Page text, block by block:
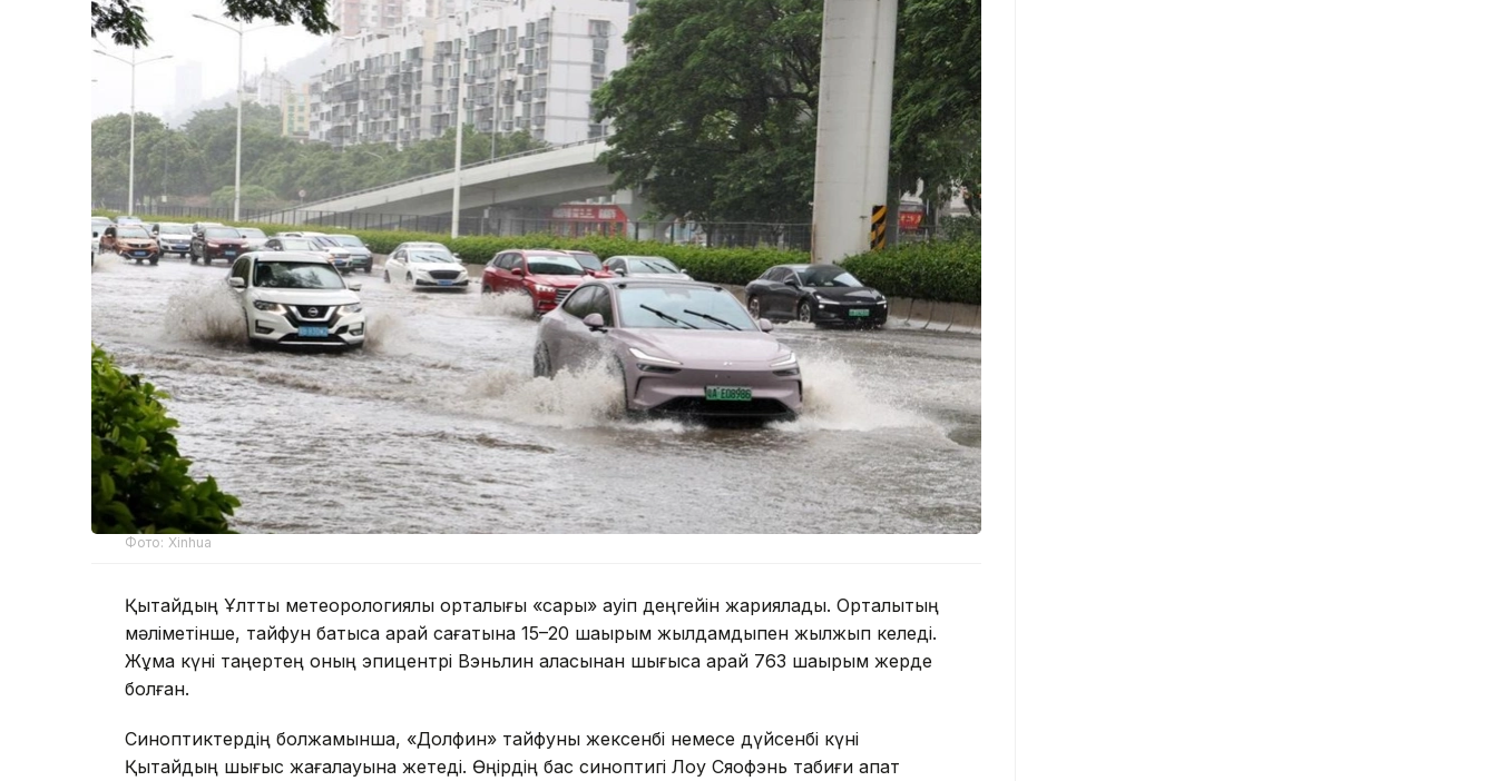
Фото: Xinhua
Қытайдың Ұлттық метеорологиялық орталығы «сары» қауіп деңгейін жариялады. Орталықтың
мәліметінше, тайфун батысқа қарай сағатына 15–20 шақырым жылдамдықпен жылжып келеді.
Жұма күні таңертең оның эпицентрі Вэньлин қаласынан шығысқа қарай 763 шақырым жерде
болған.
Синоптиктердің болжамынша, «Долфин» тайфуны жексенбі немесе дүйсенбі күні
Қытайдың шығыс жағалауына жетеді. Өңірдің бас синоптигі Лоу Сяофэнь табиғи апат